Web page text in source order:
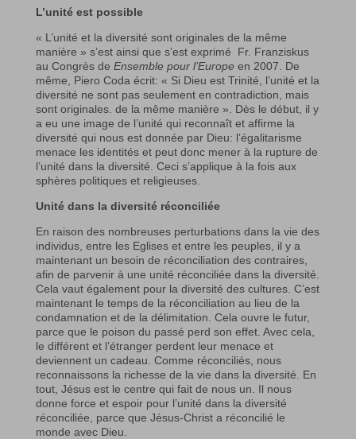
L’unité est possible
« L’unité et la diversité sont originales de la même
manière » s’est ainsi que s’est exprimé
Fr. Franziskus
au Congrès de Ensemble pour l’Europeen 2007. De
même, Piero Coda écrit: « Si Dieu est Trinité, l’unité et la
diversité ne sont pas seulement en contradiction, mais
sont originales. de la même manière ». Dès le début, il y
a eu une image de l’unité qui reconnaît et affirme la
diversité qui nous est donnée par Dieu: l’égalitarisme
menace les identités et peut donc mener à la rupture de
l’unité dans la diversité. Ceci s’applique à la fois aux
sphères politiques et religieuses.
Unité dans la diversité réconciliée
En raison des nombreuses perturbations dans la vie des
individus, entre les Eglises et entre les peuples, il y a
maintenant un besoin de réconciliation des contraires,
afin de parvenir à une unité réconciliée dans la diversité.
Cela vaut également pour la diversité des cultures. C’est
maintenant le temps de la réconciliation au lieu de la
condamnation et de la délimitation. Cela ouvre le futur,
parce que le poison du passé perd son effet. Avec cela,
le différent et l’étranger perdent leur menace et
deviennent un cadeau. Comme réconciliés, nous
reconnaissons la richesse de la vie dans la diversité. En
tout, Jésus est le centre qui fait de nous un. Il nous
donne force et espoir pour l’unité dans la diversité
réconciliée, parce que Jésus-Christ a réconcilié le
monde avec Dieu.